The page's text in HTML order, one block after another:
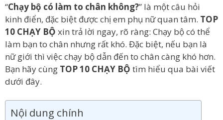
“Chạy bộ có làm to chân không?” là một câu hỏi
kinh điển, đặc biệt được chị em phụ nữ quan tâm. TOP
10 CHẠY BỘ xin trả lời ngay, rõ ràng: Chạy bộ có thể
làm bạn to chân nhưng rất khó. Đặc biệt, nếu bạn là
nữ giới thì việc chạy bộ dẫn đến to chân càng khó hơn.
Bạn hãy cùng TOP 10 CHẠY BỘ tìm hiểu qua bài viết
dưới đây.
Nội dung chính